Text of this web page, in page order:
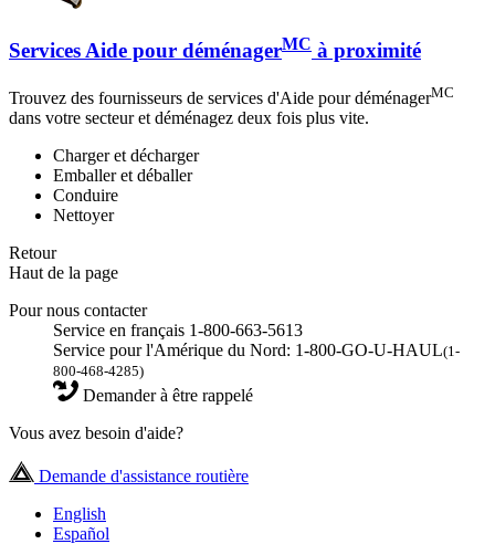
Services Aide pour déménagerMC à proximité
Trouvez des fournisseurs de services d'Aide pour déménagerMC
dans votre secteur et déménagez deux fois plus vite.
Charger et décharger
Emballer et déballer
Conduire
Nettoyer
Retour
Haut de la page
Pour nous contacter
Service en français 1-800-663-5613
Service pour l'Amérique du Nord: 1-800-GO-U-HAUL(1-
800-468-4285)
Demander à être rappelé
Vous avez besoin d'aide?
Demande d'assistance routière
English
Español